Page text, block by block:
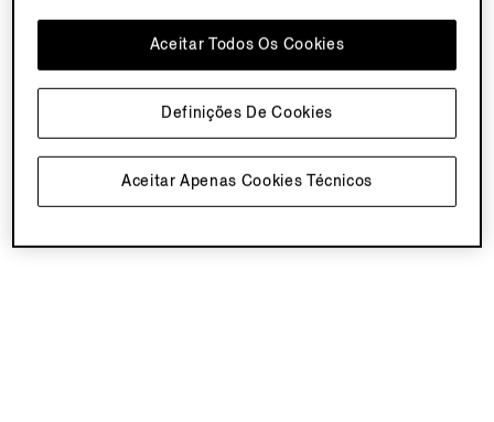
Aceitar Apenas Cookies Técnicos
Aceitar Todos Os Cookies
Definições De Cookies